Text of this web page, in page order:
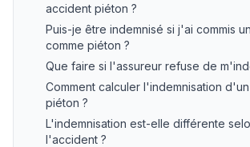
accident piéton ?
Puis-je être indemnisé si j'ai commis
comme piéton ?
Que faire si l'assureur refuse de
Comment calculer l'indemnisation
piéton ?
L'indemnisation est-elle différente
l'accident ?